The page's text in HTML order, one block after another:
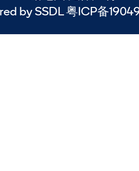
by SSDL 粤ICP备